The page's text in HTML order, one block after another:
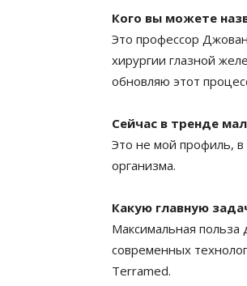
Кого вы можете
Это профессор
хирургии глазной
обновляю этот
Сейчас в тренде
Это не мой профиль,
организма.
Какую главную
Максимальная
современных
Terramed.